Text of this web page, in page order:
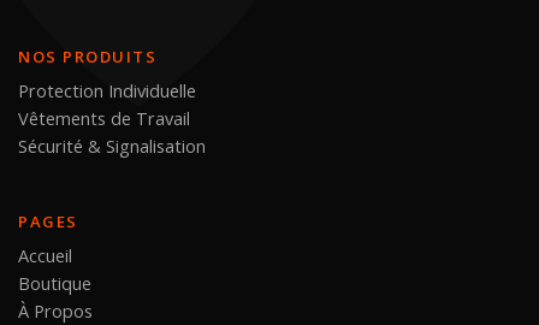
NOS PRODUITS
Protection Individuelle
Vêtements de Travail
Sécurité & Signalisation
PAGES
Accueil
Boutique
À Propos